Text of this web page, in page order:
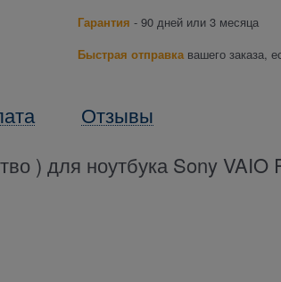
Гарантия - 90 дней или 3 месяца
Быстрая отправкавашего заказа,
Отзывы
) для ноутбука Sony VAIO